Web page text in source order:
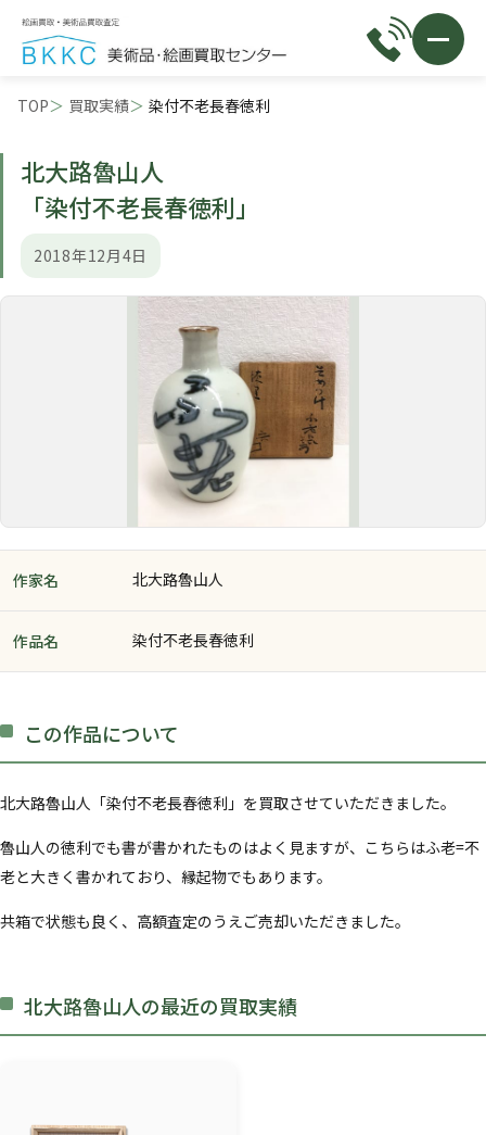
TOP 買取実績 染付不老長春徳利
北大路魯山人
「染付不老長春徳利」
2018年12月4日
作家名 北大路魯山人
作品名 染付不老長春徳利
この作品について
北大路魯山人「染付不老長春徳利」を買取させていただきました。
魯山人の徳利でも書が書かれたものはよく見ますが、こちらはふ老=不
老と大きく書かれており、縁起物でもあります。
共箱で状態も良く、高額査定のうえご売却いただきました。
北大路魯山人の最近の買取実績